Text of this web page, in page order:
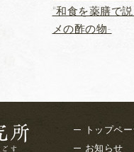
“和食を薬膳で
メの酢の物‐
トップペー
お知らせ